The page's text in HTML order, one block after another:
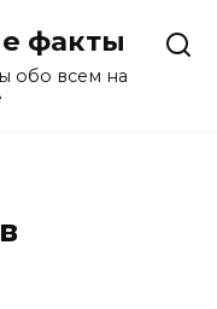
факты
обо всем на